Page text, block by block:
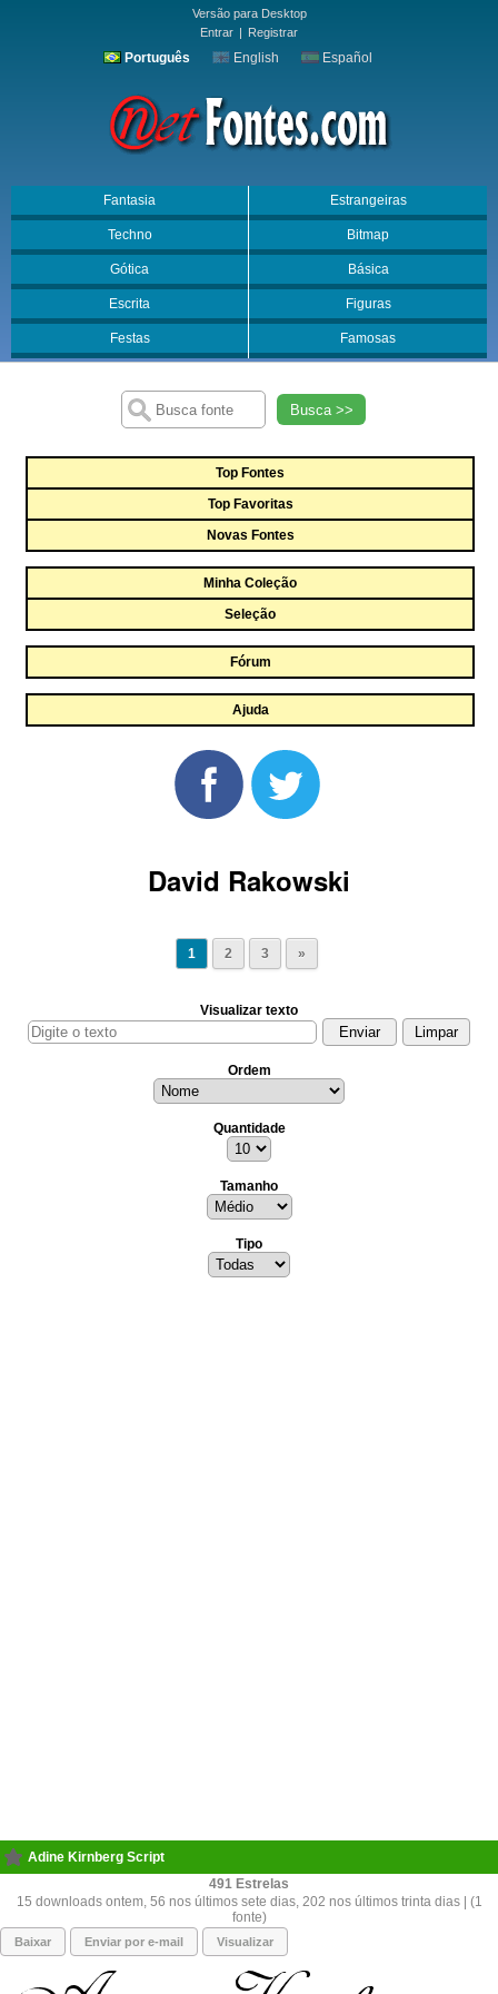
Versão para Desktop
Entrar | Registrar
Português English Español
Fantasia Estrangeiras
Techno Bitmap
Gótica Básica
Escrita Figuras
Festas Famosas
Busca >>
Top Fontes
Top Favoritas
Novas Fontes
Minha Coleção
Seleção
Fórum
Ajuda
David Rakowski
1 2 3 »
Visualizar texto
Ordem
Quantidade
Tamanho
Tipo
Adine Kirnberg Script
491
15 downloads ontem, 56 nos últimos sete dias, 202 nos últimos trinta dias | (1
fonte)
Baixar Enviar por e-mail Visualizar